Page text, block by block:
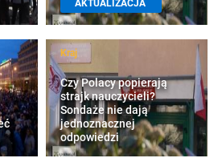
AKTUALIZACJA
Kraj
Czy Polacy popierają
strajk nauczycieli?
Sondaże nie dają
jednoznacznej
odpowiedzi